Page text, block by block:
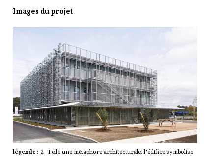
Images du projet
légende : 2_Telle une métaphore architecturale, l'édifice symbolise